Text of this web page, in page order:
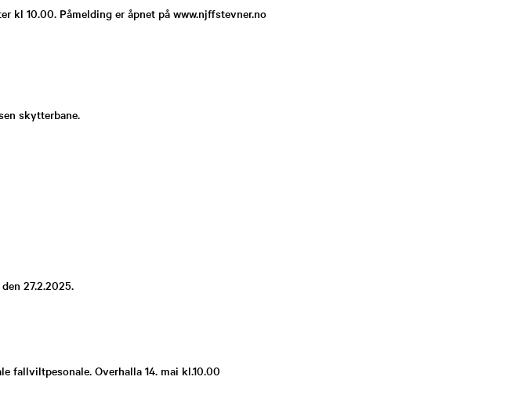
kl 10.00. Påmelding er åpnet på www.njffstevner.no
skytterbane.
27.2.2025.
fallviltpesonale. Overhalla 14. mai kl.10.00